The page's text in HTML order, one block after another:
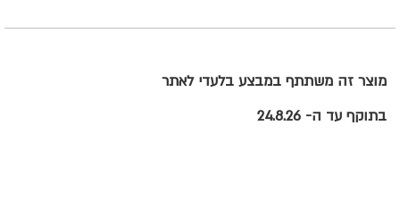
מוצר זה משתתף במבצע בלעדי לאתר
בתוקף עד ה- 24.8.26